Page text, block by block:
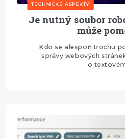
TECHNICKÉ ASPEKTY
Je nutný soubor
může
Kdo se alespoň trochu
správy webových
o